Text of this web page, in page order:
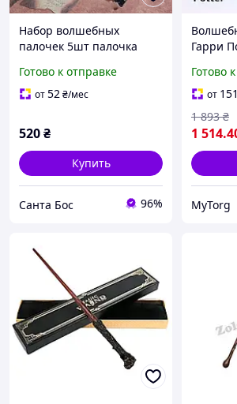
Набор волшебных
палочек 5шт палочка
волшебные палочки
гарри поттера Harry
Готово к отправке
от52₴/мес
520₴
Купить
Санта Бос 96%
Гарри
Готово
от 151
1 514
1 893 ₴
MyTorg